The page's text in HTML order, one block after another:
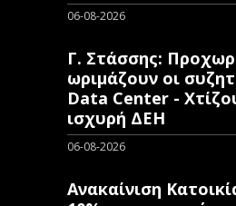
06-08-2026
Γ. Στάσσης:
ωριμάζουν οι
Data Center -
ισχυρή ΔΕΗ
06-08-2026
Ανακαίνιση